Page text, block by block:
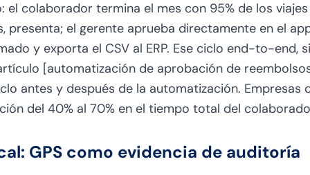
colaborador termina el mes con 95% de los
presenta; el gerente aprueba directamente en el
y exporta el CSV al ERP. Ese ciclo end-to-end,
[automatización de aprobación de
antes y después de la automatización. Empresas
del 40% al 70% en el tiempo total del
GPS como evidencia de auditoría